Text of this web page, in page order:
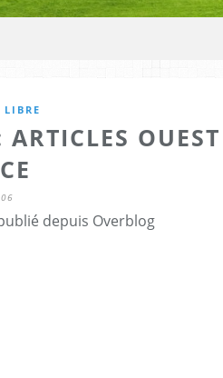
LIBRE
OUEST
depuis Overblog